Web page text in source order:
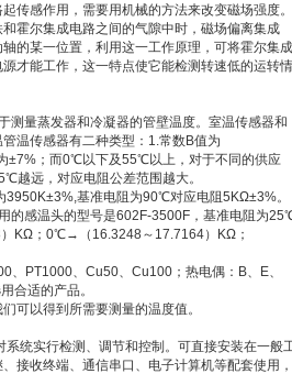
传感作用，需要用机械的方法来改变磁场强度。
霍尔集成电路之间的气隙中时，磁场偏离集成
的某一位置，利用这一工作原理，可将霍尔集成
才能工作，这一特点使它能检测转速低的运转情
测量蒸发器和冷凝器的管壁温度。室温传感器和
温传感器有二种类型：1.常数B值为
；而0℃以下及55℃以上，对于不同的供应
越远，对应电阻公差范围越大。
3950K±3%,基准电阻为90℃对应电阻5KΩ±3%。
的感温头的型号是602F-3500F，基准电阻为
KΩ；0℃→（16.3248～17.7164）KΩ；
、PT1000、Cu50、Cu100；热电偶：B、E、
合适的产品。
可以得到所需要测量的温度值。
统实行检测、调节和控制。可直接安装在一般
接收终端、通信串口、电子计算机等配套使用，